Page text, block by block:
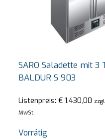
SARO Saladette mit 3
BALDUR S 903
Listenpreis: € 1.430,00
MwSt.
Vorrätig